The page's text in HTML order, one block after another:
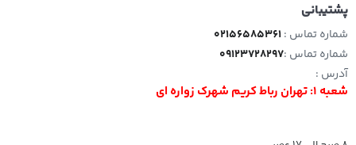
پشتیبانی
شماره تماس :02156585361
شماره تماس :09123728297
آدرس :
شعبه 1: تهران رباط کریم شهرک زواره ای